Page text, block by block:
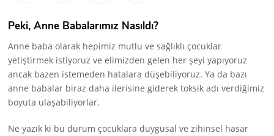
Peki, Anne Babalarımız Nasıldı?
Anne baba olarak hepimiz mutlu ve sağlıklı çocuklar
yetiştirmek istiyoruz ve elimizden gelen her şeyi yapıyoruz
ancak bazen istemeden hatalara düşebiliyoruz. Ya da bazı
anne babalar biraz daha ilerisine giderek toksik adı verdiğimiz
boyuta ulaşabiliyorlar.
Ne yazık ki bu durum çocuklara duygusal ve zihinsel hasar